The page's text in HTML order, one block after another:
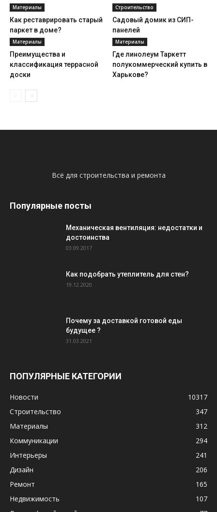
Материалы
Как реставрировать старый
паркет в доме?
Строительство
Садовый домик из СИП-
панелей
Материалы
Преимущества и
классификация террасной
доски
Материалы
Где линолеум Таркетт
полукоммерческий купить в
Харькове?
Всё для строительства и ремонта
Популярные посты
Механическая вентиляция: недостатки и
достоинства
03.09.2017
Как подобрать утеплитель для стен?
19.12.2020
Почему за доставкой готовой еды
будущее ?
31.03.2021
ПОПУЛЯРНЫЕ КАТЕГОРИИ
Новости
10317
Строительство
347
Материалы
312
Коммуникации
294
Интерьеры
241
Дизайн
206
Ремонт
165
Недвижимость
107